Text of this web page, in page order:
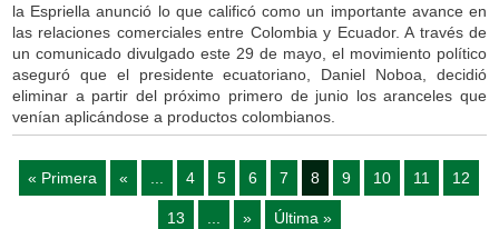
la Espriella anunció lo que calificó como un importante avance en
las relaciones comerciales entre Colombia y Ecuador. A través de
un comunicado divulgado este 29 de mayo, el movimiento político
aseguró que el presidente ecuatoriano, Daniel Noboa, decidió
eliminar a partir del próximo primero de junio los aranceles que
venían aplicándose a productos colombianos.
« Primera « 4 5 6 7 8 9 10 11 12
13 » Última »